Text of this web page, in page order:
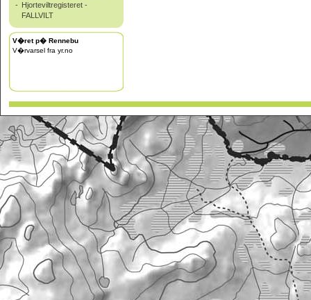
- Hjorteviltregisteret -
FALLVILT
V�ret p� Rennebu
V�rvarsel fra yr.no